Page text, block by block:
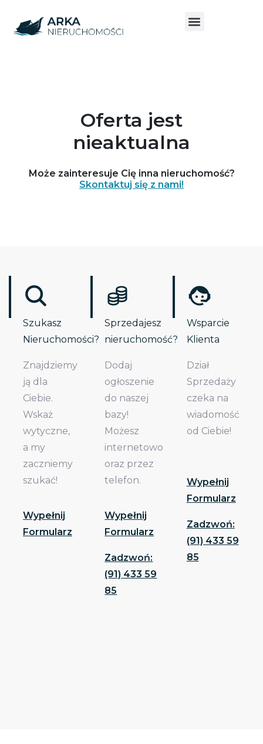
Oferta jest
nieaktualna
Może zainteresuje Cię inna nieruchomość?
Skontaktuj się z nami!
Szukasz
Nieruchomości?
Znajdziemy
ją dla
Ciebie.
Wskaż
wytyczne,
a my
zaczniemy
szukać!
Wypełnij
Formularz
Sprzedajesz
nieruchomość?
Dodaj
ogłoszenie
do naszej
bazy!
Możesz
internetowo
oraz przez
telefon.
Wypełnij
Formularz
Zadzwoń:
(91) 433 59
85
Wsparcie
Klienta
Dział
Sprzedaży
czeka na
wiadomość
od Ciebie!
Wypełnij
Formularz
Zadzwoń:
(91) 433 59
85